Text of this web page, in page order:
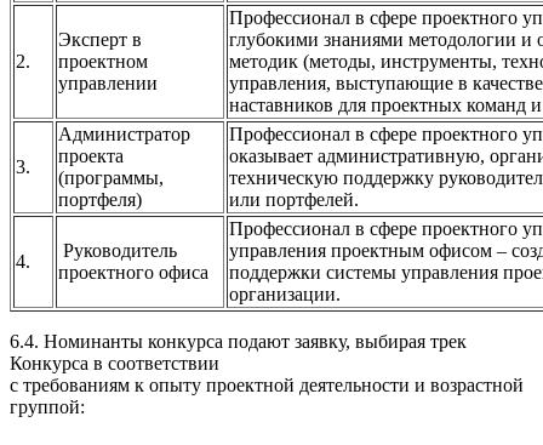
2.
Эксперт в
проектном
управлении
Профессионал в сфере проектного
глубокими знаниями методологии
методик (методы, инструменты,
управления, выступающие в
наставников для проектных команд
3.
Администратор
проекта
(программы,
портфеля)
Профессионал в сфере проектного
оказывает административную,
техническую поддержку
или портфелей.
4.
Руководитель
проектного офиса
Профессионал в сфере проектного
управления проектным офисом –
поддержки системы управления
организации.
6.4. Номинанты конкурса подают заявку, выбирая трек
Конкурса в соответствии
с требованиям к опыту проектной деятельности и возрастной
группой: